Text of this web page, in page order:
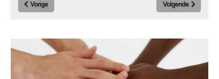
Vorig artikel: Sarah Colemont, 1G1P Gezin Centraal
Vorige Volgende artikel:
Volgende